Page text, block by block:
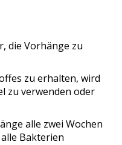
die Vorhänge zu
zu erhalten, wird
zu verwenden oder
alle zwei Wochen
Bakterien